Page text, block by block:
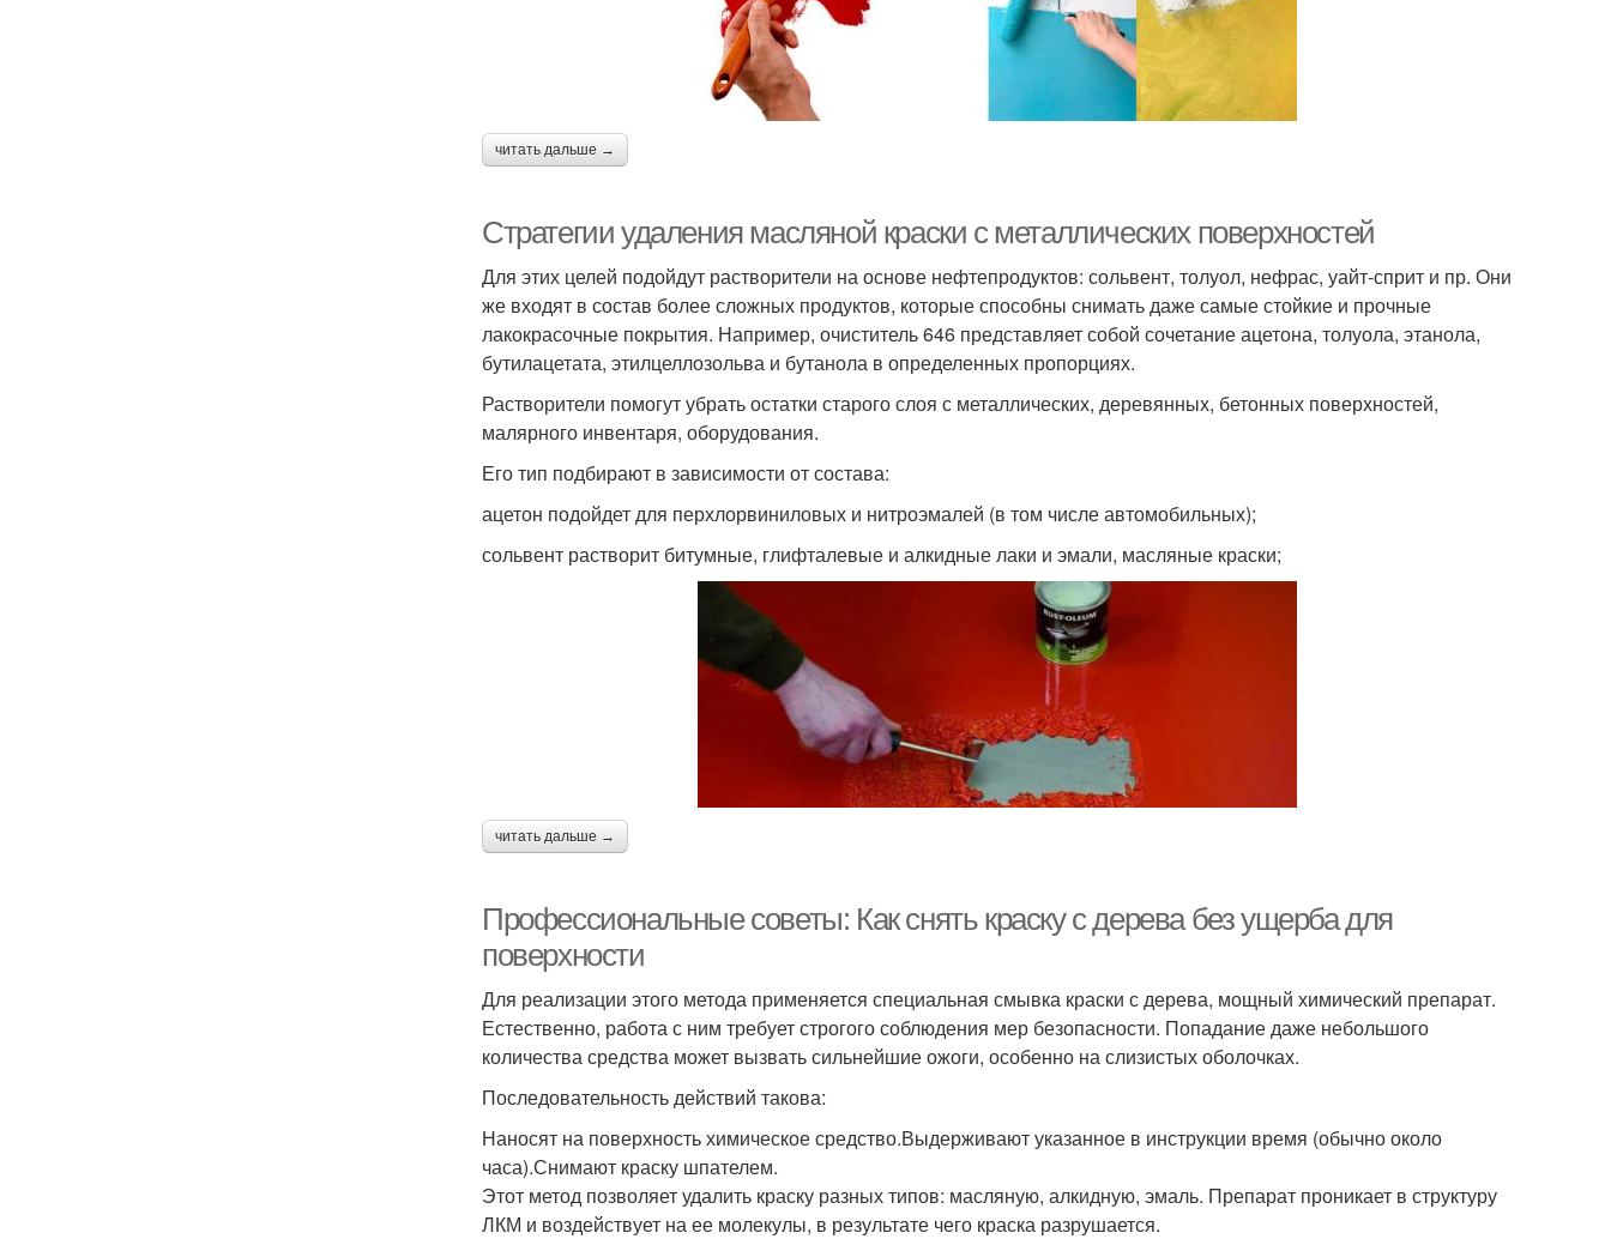
читать дальше →
Стратегии удаления масляной краски с металлических поверхностей
Для этих целей подойдут растворители на основе нефтепродуктов: сольвент, толуол, нефрас, уайт-сприт и пр. Они
же входят в состав более сложных продуктов, которые способны снимать даже самые стойкие и прочные
лакокрасочные покрытия. Например, очиститель 646 представляет собой сочетание ацетона, толуола, этанола,
бутилацетата, этилцеллозольва и бутанола в определенных пропорциях.
Растворители помогут убрать остатки старого слоя с металлических, деревянных, бетонных поверхностей,
малярного инвентаря, оборудования.
Его тип подбирают в зависимости от состава:
ацетон подойдет для перхлорвиниловых и нитроэмалей (в том числе автомобильных);
сольвент растворит битумные, глифталевые и алкидные лаки и эмали, масляные краски;
читать дальше →
Профессиональные советы: Как снять краску с дерева без ущерба для
поверхности
Для реализации этого метода применяется специальная смывка краски с дерева, мощный химический препарат.
Естественно, работа с ним требует строгого соблюдения мер безопасности. Попадание даже небольшого
количества средства может вызвать сильнейшие ожоги, особенно на слизистых оболочках.
Последовательность действий такова:
Наносят на поверхность химическое средство.Выдерживают указанное в инструкции время (обычно около
часа).Снимают краску шпателем.
Этот метод позволяет удалить краску разных типов: масляную, алкидную, эмаль. Препарат проникает в структуру
ЛКМ и воздействует на ее молекулы, в результате чего краска разрушается.